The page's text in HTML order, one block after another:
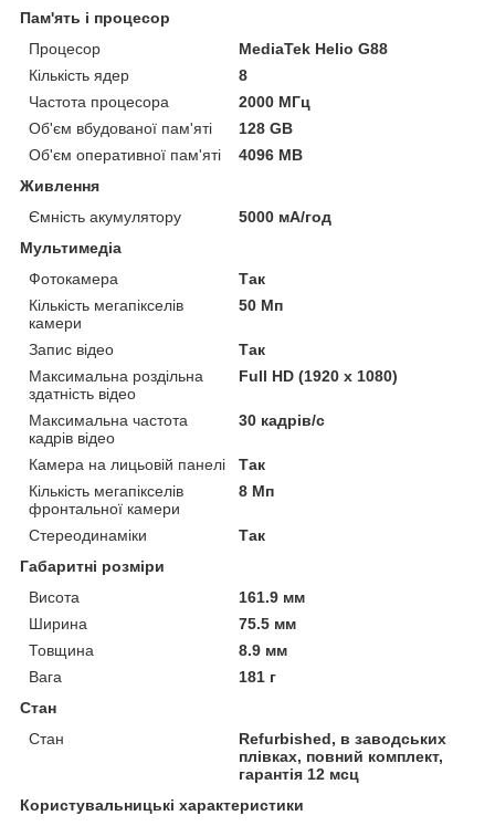
Пам'ять і процесор
Процесор
MediaTek Helio G88
Кількість ядер
8
Частота процесора
2000 МГц
Об'єм вбудованої пам'яті
128 GB
Об'єм оперативної пам'яті
4096 MB
Живлення
Ємність акумулятору
5000 мА/год
Мультимедіа
Фотокамера
Так
Кількість мегапікселів
камери
50 Мп
Запис відео
Так
Максимальна роздільна
здатність відео
Full HD (1920 x 1080)
Максимальна частота
кадрів відео
30 кадрів/с
Камера на лицьовій панелі
Так
Кількість мегапікселів
фронтальної камери
8 Мп
Стереодинаміки
Так
Габаритні розміри
Висота
161.9 мм
Ширина
75.5 мм
Товщина
8.9 мм
Вага
181 г
Стан
Стан
Refurbished, в заводських
плівках, повний комплект,
гарантія 12 мсц
Користувальницькі характеристики